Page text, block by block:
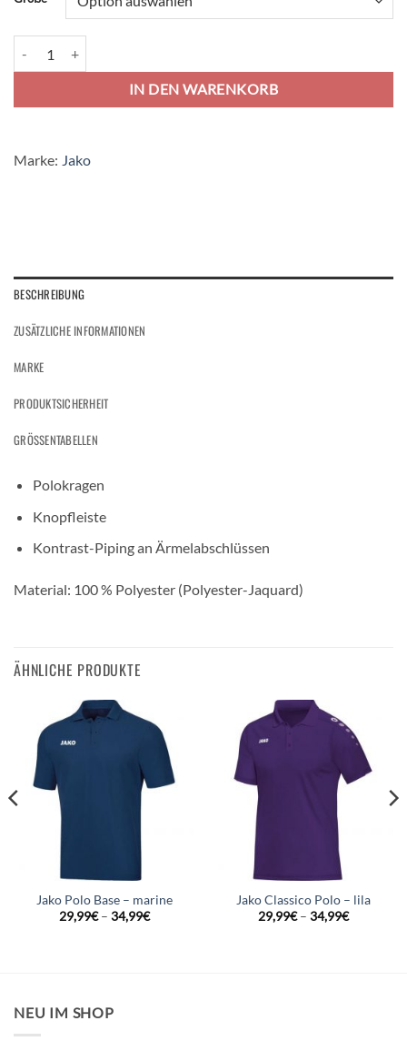
IN DEN WARENKORB
Marke: Jako
BESCHREIBUNG
ZUSÄTZLICHE INFORMATIONEN
MARKE
PRODUKTSICHERHEIT
GRÖSSENTABELLEN
Polokragen
Knopfleiste
Kontrast-Piping an Ärmelabschlüssen
Material: 100 % Polyester (Polyester-Jaquard)
ÄHNLICHE PRODUKTE
Jako Polo Base – marine
29,99€– 34,99€
Jako Classico Polo – lila
29,99€– 34,99€
NEU IM SHOP